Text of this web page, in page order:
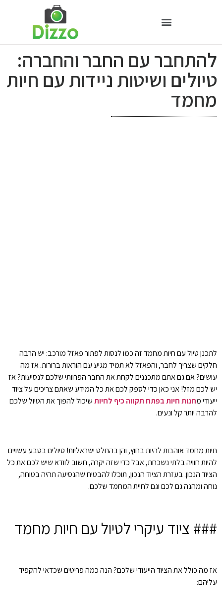
להתחבר עם החבר והחברה:
טיולים ושיטות ניידות עם חיות
מחמד
לתכנן טיול עם חיות מחמד זה כמו לנסות לפתור פאזל מורכב: יש הרבה
חלקים שצריך לחבר, והפאזל לא תמיד מגיע עם הוראות ברורות. אז מה
עושים? אם גם אתם מתכננים לקחת את החבר הפרוותי שלכם לנסיעות? אז
יש לכם מזל! אני כאן כדי לספק לכם את כל המידע שאתם צריכים על ציוד
ייעודי מחנות חיות בפתח תקווה כיף לחיותשיכול להפוך את הטיול שלכם
להרבה יותר קל ונעים.
חיות מחמד אוהבות להיות בחוץ, והן בהחלט ישראליות! טיולים בטבע עשויים
להיות חוויה בלתי נשכחת, אבל כדי שזה יקרה, חשוב לוודא שיש לכם את כל
הציוד הנכון. בעזרת הציוד הנכון, תוכלו להבטיח שהנסיעה תהיה בטוחה,
נוחה ומהנה גם לכם וגם לחיית המחמד שלכם.
### ציוד עיקרי לטיול עם חיות מחמד
אז מה כולל את הציוד הייעודי שלכם? הנה כמה פריטים שכדאי להקפיד
עליהם: